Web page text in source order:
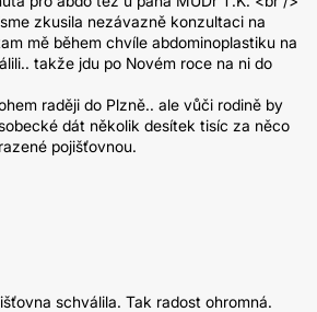
zkusila nezávazně konzultaci na
mě během chvíle abdominoplastiku na
takže jdu po Novém roce na ni do
raději do Plzně.. ale vůči rodině by
dát několik desítek tisíc za něco
pojišťovnou.
schválila. Tak radost ohromná.